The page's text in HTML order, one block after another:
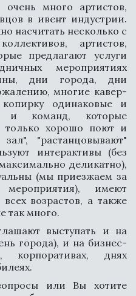
много артистов,
в ивент индустрии.
насчитать несколько с
артистов,
предлагают услуги
мероприятиях
дни города, дни
многие кавер-
одинаковые и
и команд, которые
только хорошо поют и
"растанцовывают"
интерактивы (без
деликатно),
(мы приезжаем за
имеют
возрастов, а также
так много.
выступать и на
города), и на бизнес-
корпоративах, днях
или Вы хотите